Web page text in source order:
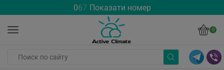
067 Показати номер
0